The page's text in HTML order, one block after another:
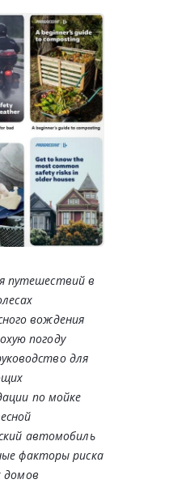
путешествий в
вождения
погоду
для
по мойке
автомобиль
факторы риска
домов